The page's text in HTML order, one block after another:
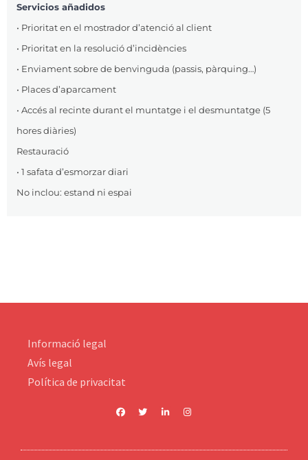
Servicios añadidos
• Prioritat en el mostrador d’atenció al client
• Prioritat en la resolució d’incidències
• Enviament sobre de benvinguda (passis, pàrquing…)
• Places d’aparcament
• Accés al recinte durant el muntatge i el desmuntatge (5
hores diàries)
Restauració
• 1 safata d’esmorzar diari
No inclou: estand ni espai
Informació legal
Avís legal
Política de privacitat